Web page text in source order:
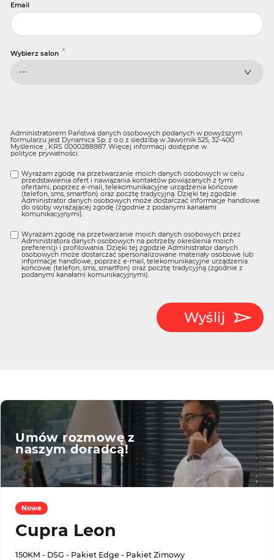
Email
Wybierz salon *
Administratorem Państwa danych osobowych podanych w powyższym
formularzu jest Dynamica Sp. z o.o z siedzibą w Jawornik 525, 32-400
Myślenice , KRS 0000288887. Więcej informacji dostępne w
polityce prywatności.
Wyrażam zgodę na przetwarzanie moich danych osobowych w celu
przedstawienia ofert i nawiązania kontaktów powiązanych z tymi
ofertami, poprzez e-mail, telekomunikacyjne urządzenia końcowe
(telefon, sms, smartfon) oraz pocztę tradycyjną. Dzięki tej zgodzie
Administrator danych osobowych może dostarczać informacje handlowe
do osoby wyrażającej zgodę (zgodnie z podanymi kanałami
komunikacyjnymi).
Wyrażam zgodę na przetwarzanie moich danych osobowych przez
Administratora danych osobowych na potrzeby określenia moich
preferencji i profilowania. Dzięki tej zgodzie Administrator danych
osobowych może dostarczać spersonalizowane materiały osobowe lub
informacje handlowe, poprzez e-mail, telekomunikacyjne urządzenia
końcowe (telefon, sms, smartfon) oraz pocztę tradycyjną (zgodnie z
podanymi kanałami komunikacyjnymi).
Wyślij
Umów rozmowę z
naszym doradcą!
Nowe
Cupra Leon
150KM - DSG - Pakiet Edge - Pakiet Zimowy